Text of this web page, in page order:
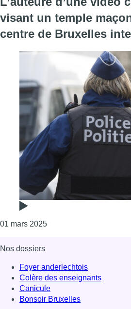
visant un temple
centre de Bruxelles
01 mars 2025Consulter l'article
Nos dossiers
Foyer anderlechtois
Colère des enseignants
Canicule
Bonsoir Bruxelles